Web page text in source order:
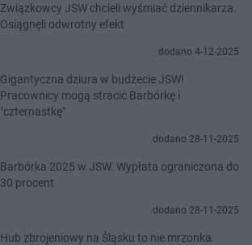
Związkowcy JSW chcieli wyśmiać dziennikarza.
Osiągnęli odwrotny efekt
dodano 4-12-2025
Gigantyczna dziura w budżecie JSW!
Pracownicy mogą stracić Barbórkę i
"czternastkę"
dodano 28-11-2025
Barbórka 2025 w JSW. Wypłata ograniczona do
30 procent
dodano 28-11-2025
Hub zbrojeniowy na Śląsku to nie mrzonka.